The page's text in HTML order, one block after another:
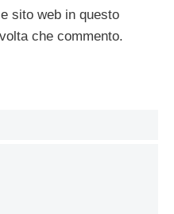
sito web in questo
che commento.